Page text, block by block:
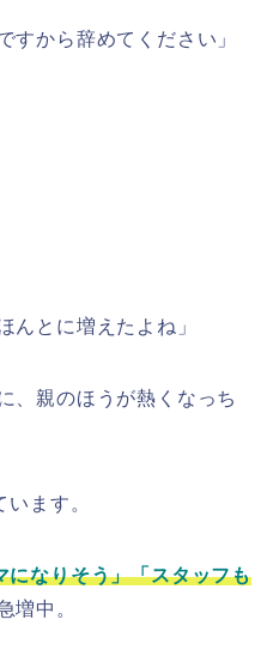
すから辞めてください」
んとに増えたよね」
、親のほうが熱くなっち
ます。
になりそう」「スタッフも
増中。